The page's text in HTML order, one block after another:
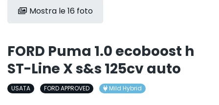
Mostra le 16 foto
FORD Puma 1.0 ecoboost h
ST-Line X s&s 125cv auto
USATA FORD APPROVED Mild Hybrid